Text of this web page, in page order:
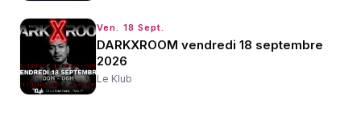
Ven. 18 Sept.
DARKXROOM vendredi 18 septembre
2026
Le Klub